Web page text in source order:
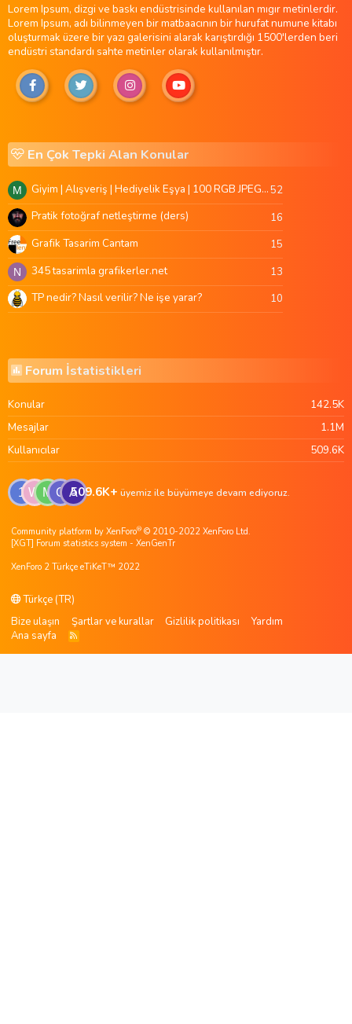
Lorem Ipsum, dizgi ve baskı endüstrisinde kullanılan mıgır metinlerdir.
Lorem Ipsum, adı bilinmeyen bir matbaacının bir hurufat numune kitabı
oluşturmak üzere bir yazı galerisini alarak karıştırdığı 1500'lerden beri
endüstri standardı sahte metinler olarak kullanılmıştır.
En Çok Tepki Alan Konular
M Giyim | Alışveriş | Hediyelik Eşya | 100 RGB JPEG Images | 5920x4420 Pixels | 501 MB52
Pratik fotoğraf netleştirme (ders) 16
Grafik Tasarim Cantam 15
N 345 tasarimla grafikerler.net 13
TP nedir? Nasıl verilir? Ne işe yarar? 10
Forum İstatistikleri
Konular
142.5K
Mesajlar
1.1M
Kullanıcılar
509.6K
1 W M G A
509.6K+ üyemiz ile büyümeye devam ediyoruz.
Community platform by XenForo® © 2010-2022 XenForo Ltd.
[XGT] Forum statistics system - XenGenTr
XenForo 2 Türkçe eTiKeT™ 2022
Türkçe (TR)
Bize ulaşın
Şartlar ve kurallar Gizlilik politikası
Yardım
Ana sayfa
R
S
S